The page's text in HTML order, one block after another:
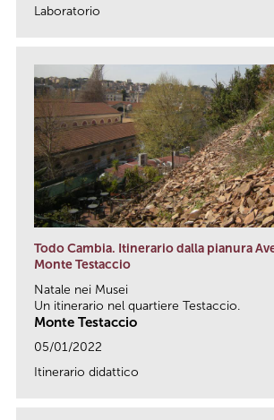
Laboratorio
Todo Cambia. Itinerario dalla pianura
Monte Testaccio
Natale nei Musei
Un itinerario nel quartiere Testaccio.
Monte Testaccio
05/01/2022
Itinerario didattico